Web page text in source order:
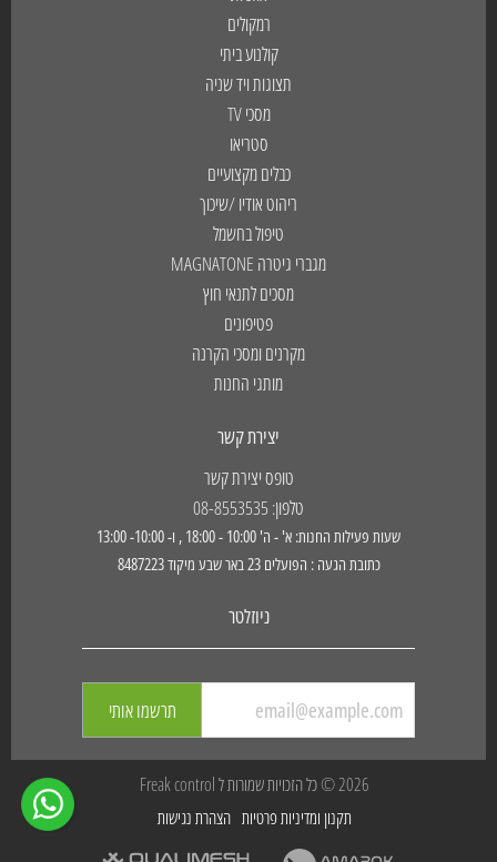
רמקולים
קולנוע ביתי
תצוגות ויד שניה
מסכי TV
סטריאו
כבלים מקצועיים
ריהוט אודיו /שיכוך
טיפול בחשמל
מגברי גיטרה MAGNATONE
מסכים לתנאי חוץ
פטיפונים
מקרנים ומסכי הקרנה
מותגי החנות
יצירת קשר
טופס יצירת קשר
טלפון: 08-8553535
שעות פעילות החנות: א' - ה' 10:00 - 18:00 , ו- 10:00- 13:00
כתובת הגעה : הפועלים 23 באר שבע מיקוד 8487223
ניוזלטר
תרשמו אותי
2026 © כל הזכויות שמורות ל Freak control
תקנון ומדיניות פרטיות הצהרת נגישות